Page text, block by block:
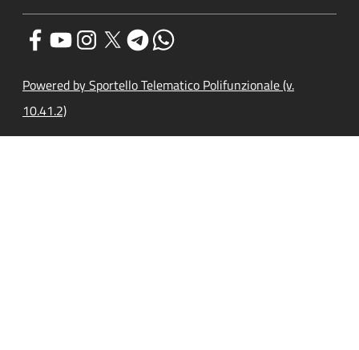
Powered by Sportello Telematico Polifunzionale (v.
10.41.2)